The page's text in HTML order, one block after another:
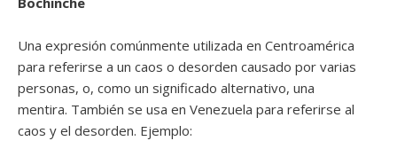
Una expresión comúnmente utilizada en Centroamérica
para referirse a un caos o desorden causado por varias
personas, o, como un significado alternativo, una
mentira. También se usa en Venezuela para referirse al
caos y el desorden. Ejemplo: